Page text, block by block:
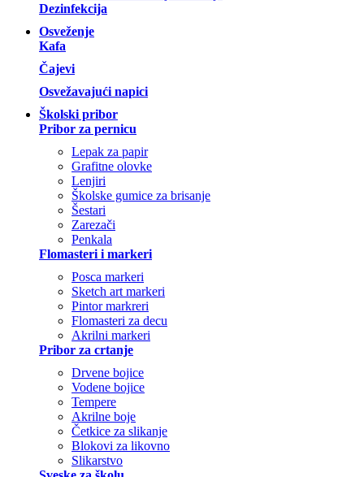
Dezinfekcija
Osveženje
Kafa
Čajevi
Osvežavajući napici
Školski pribor
Pribor za pernicu
Lepak za papir
Grafitne olovke
Lenjiri
Školske gumice za brisanje
Šestari
Zarezači
Penkala
Flomasteri i markeri
Posca markeri
Sketch art markeri
Pintor markreri
Flomasteri za decu
Akrilni markeri
Pribor za crtanje
Drvene bojice
Vodene bojice
Tempere
Akrilne boje
Četkice za slikanje
Blokovi za likovno
Slikarstvo